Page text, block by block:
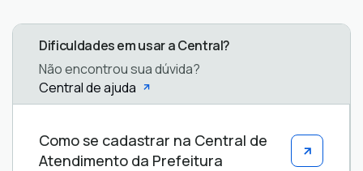
Dificuldades em usar a Central?
Não encontrou sua dúvida?
Central de ajuda
Como se cadastrar na Central de
Atendimento da Prefeitura